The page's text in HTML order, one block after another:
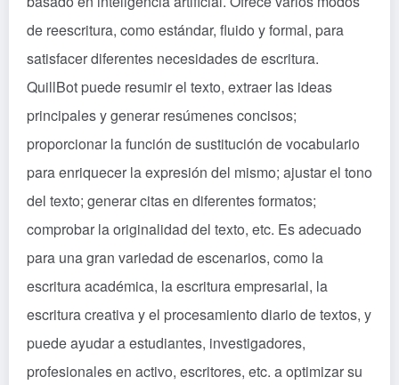
de reescritura, como estándar, fluido y formal, para
satisfacer diferentes necesidades de escritura.
QuillBot puede resumir el texto, extraer las ideas
principales y generar resúmenes concisos;
proporcionar la función de sustitución de vocabulario
para enriquecer la expresión del mismo; ajustar el tono
del texto; generar citas en diferentes formatos;
comprobar la originalidad del texto, etc. Es adecuado
para una gran variedad de escenarios, como la
escritura académica, la escritura empresarial, la
escritura creativa y el procesamiento diario de textos, y
puede ayudar a estudiantes, investigadores,
profesionales en activo, escritores, etc. a optimizar su